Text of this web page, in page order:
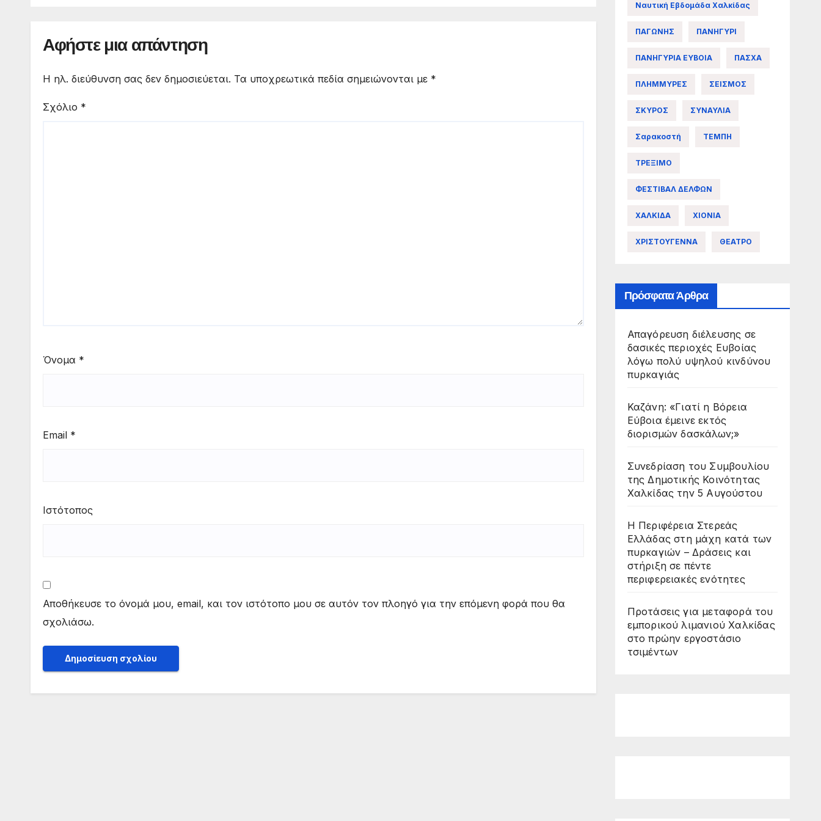
Αφήστε μια απάντηση
Η ηλ. διεύθυνση σας δεν δημοσιεύεται. Τα υποχρεωτικά πεδία σημειώνονται με *
Σχόλιο *
Όνομα *
Email *
Ιστότοπος
Αποθήκευσε το όνομά μου, email, και τον ιστότοπο μου σε αυτόν τον πλοηγό για την επόμενη φορά που θα
σχολιάσω.
Ναυτική Εβδομάδα Χαλκίδας
ΠΑΓΩΝΗΣ ΠΑΝΗΓΥΡΙ
ΠΑΝΗΓΥΡΙΑ ΕΥΒΟΙΑ ΠΑΣΧΑ
ΠΛΗΜΜΥΡΕΣ ΣΕΙΣΜΟΣ
ΣΚΥΡΟΣ ΣΥΝΑΥΛΙΑ
Σαρακοστή ΤΕΜΠΗ
ΤΡΕΞΙΜΟ
ΦΕΣΤΙΒΑΛ ΔΕΛΦΩΝ
ΧΑΛΚΙΔΑ ΧΙΟΝΙΑ
ΧΡΙΣΤΟΥΓΕΝΝΑ ΘΕΑΤΡΟ
Πρόσφατα Άρθρα
Απαγόρευση διέλευσης σε
δασικές περιοχές Ευβοίας
λόγω πολύ υψηλού κινδύνου
πυρκαγιάς
Καζάνη: «Γιατί η Βόρεια
Εύβοια έμεινε εκτός
διορισμών δασκάλων;»
Συνεδρίαση του Συμβουλίου
της Δημοτικής Κοινότητας
Χαλκίδας την 5 Αυγούστου
Η Περιφέρεια Στερεάς
Ελλάδας στη μάχη κατά των
πυρκαγιών – Δράσεις και
στήριξη σε πέντε
περιφερειακές ενότητες
Προτάσεις για μεταφορά του
εμπορικού λιμανιού Χαλκίδας
στο πρώην εργοστάσιο
τσιμέντων